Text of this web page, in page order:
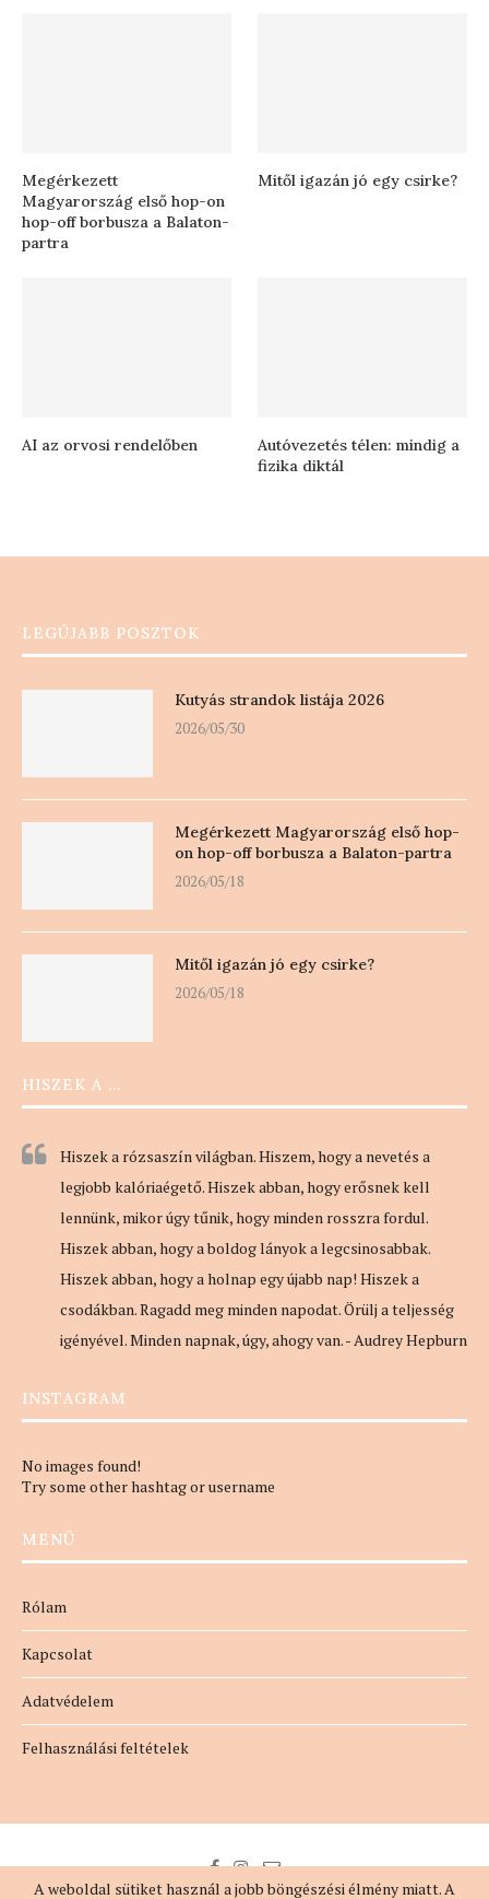
Megérkezett
Magyarország első hop-on
hop-off borbusza a Balaton-
partra
Mitől igazán jó egy csirke?
AI az orvosi rendelőben
Autóvezetés télen: mindig a
fizika diktál
LEGÚJABB POSZTOK
Kutyás strandok listája 2026
2026/05/30
Megérkezett Magyarország első hop-
on hop-off borbusza a Balaton-partra
2026/05/18
Mitől igazán jó egy csirke?
2026/05/18
HISZEK A …
Hiszek a rózsaszín világban. Hiszem, hogy a nevetés a
legjobb kalóriaégető. Hiszek abban, hogy erősnek kell
lennünk, mikor úgy tűnik, hogy minden rosszra fordul.
Hiszek abban, hogy a boldog lányok a legcsinosabbak.
Hiszek abban, hogy a holnap egy újabb nap! Hiszek a
csodákban. Ragadd meg minden napodat. Örülj a teljesség
igényével. Minden napnak, úgy, ahogy van. - Audrey Hepburn
INSTAGRAM
No images found!
Try some other hashtag or username
MENÜ
Rólam
Kapcsolat
Adatvédelem
Felhasználási feltételek
A weboldal sütiket használ a jobb böngészési élmény miatt. A